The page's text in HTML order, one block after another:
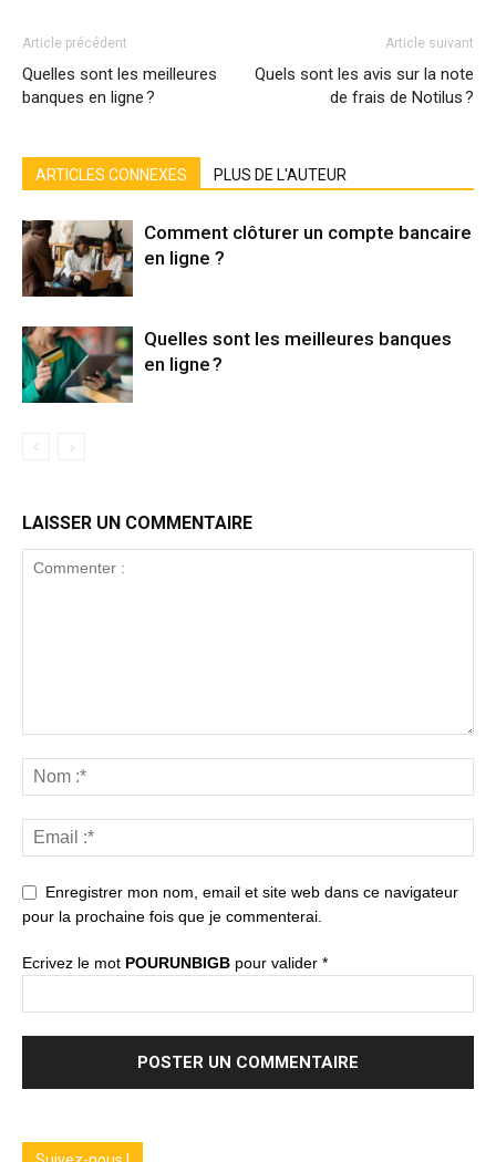
Article précédent
Quelles sont les meilleures
banques en ligne ?
Article suivant
Quels sont les avis sur la note
de frais de Notilus ?
ARTICLES CONNEXES PLUS DE L'AUTEUR
Comment clôturer un compte bancaire
en ligne ?
Quelles sont les meilleures banques
en ligne ?
LAISSER UN COMMENTAIRE
Enregistrer mon nom, email et site web dans ce navigateur
pour la prochaine fois que je commenterai.
Ecrivez le mot POURUNBIGB pour valider *